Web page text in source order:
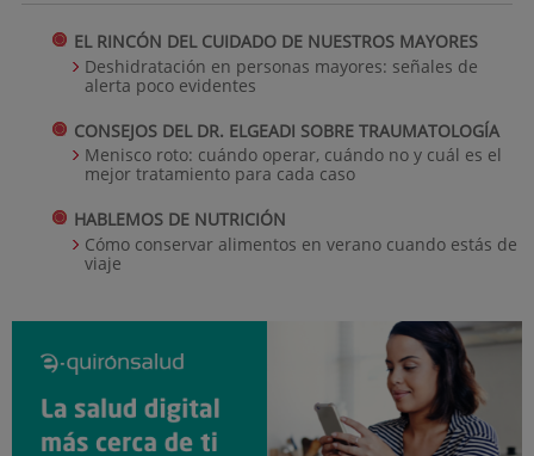
EL RINCÓN DEL CUIDADO DE NUESTROS MAYORES
Deshidratación en personas mayores: señales de
alerta poco evidentes
CONSEJOS DEL DR. ELGEADI SOBRE TRAUMATOLOGÍA
Menisco roto: cuándo operar, cuándo no y cuál es el
mejor tratamiento para cada caso
HABLEMOS DE NUTRICIÓN
Cómo conservar alimentos en verano cuando estás de
viaje